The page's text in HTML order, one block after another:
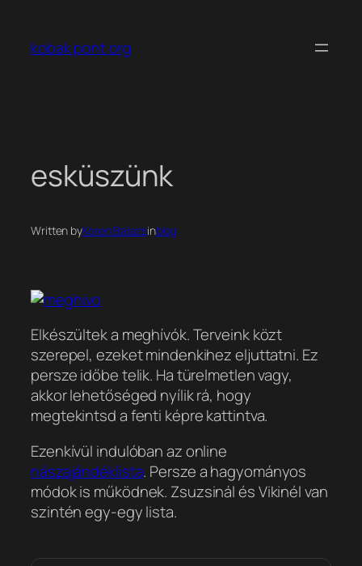
tartalomhoz
kobak pont org
esküszünk
Written byKoren Balazsinblog
Elkészültek a meghívók. Terveink közt
szerepel, ezeket mindenkihez eljuttatni. Ez
persze időbe telik. Ha türelmetlen vagy,
akkor lehetőséged nyílik rá, hogy
megtekintsd a fenti képre kattintva.
Ezenkívül indulóban az online
nászajándéklista. Persze a hagyományos
módok is működnek. Zsuzsinál és Vikinél van
szintén egy-egy lista.